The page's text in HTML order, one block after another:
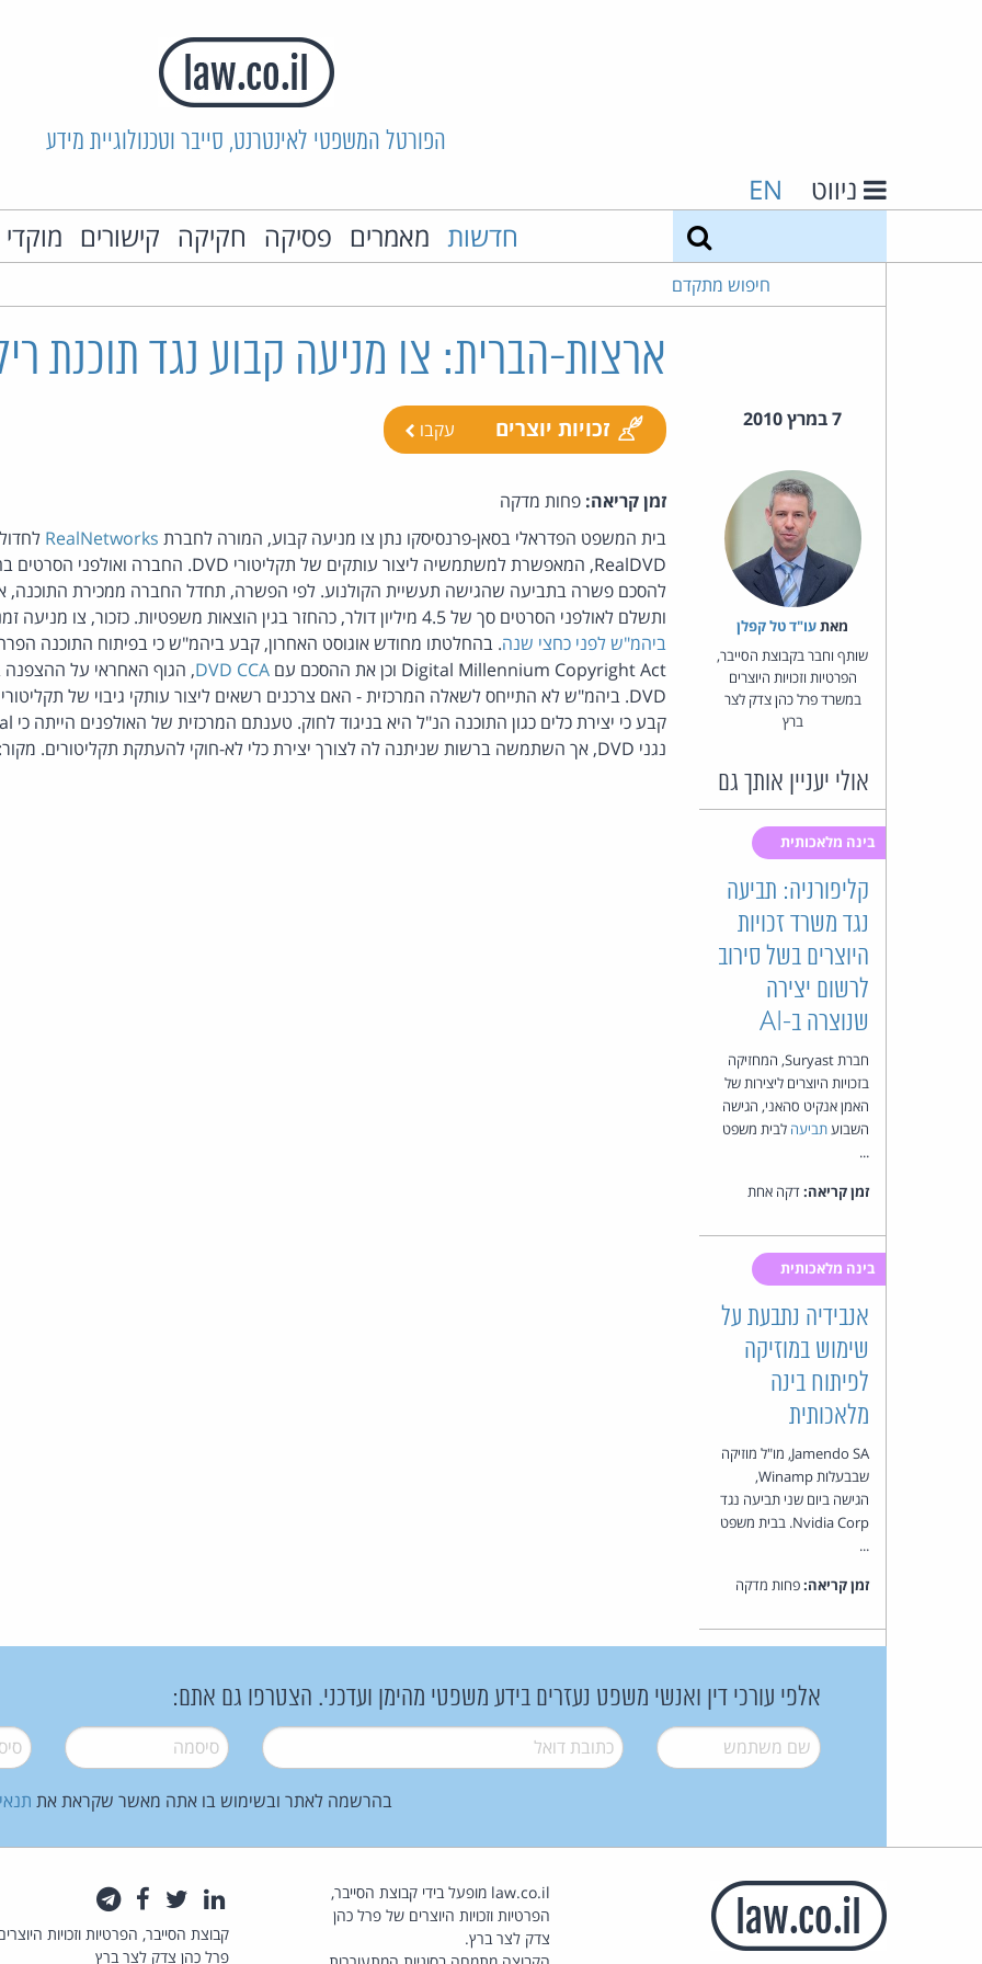
הפורטל המשפטי לאינטרנט, סייבר וטכנולוגיית מידע
ניווט EN
חדשות מאמרים פסיקה חקיקה קישורים
חיפוש מתקדם
ארצות-הברית: צו מניעה קבוע נגד תוכנת
7 במרץ 2010 זכויות יוצרים עקבו
מאת‏עו"ד טל קפלן
שותף וחבר בקבוצת הסייבר,
הפרטיות וזכויות היוצרים
במשרד פרל כהן צדק לצר
ברץ
אולי יעניין אותך גם
בינה מלאכותית
קליפורניה: תביעה
נגד משרד זכויות
היוצרים בשל סירוב
לרשום יצירה
שנוצרה ב-AI
חברת Suryast, המחזיקה
בזכויות היוצרים ליצירות של
האמן אנקיט סהאני, הגישה
השבועתביעה לבית משפט
...
זמן קריאה:דקה אחת
בינה מלאכותית
אנבידיה נתבעת על
שימוש במוזיקה
לפיתוח בינה
מלאכותית
Jamendo SA, מו"ל מוזיקה
שבבעלות Winamp,
הגישה ביום שני תביעה נגד
Nvidia Corp. בבית משפט
...
זמן קריאה:פחות מדקה
זמן קריאה: פחות מדקה
בית המשפט הפדראלי בסאן-פרנסיסקו נתן צו מניעה קבוע, המורה לחברת RealNetworks
RealDVD, המאפשרת למשתמשיה ליצור עותקים של תקליטורי DVD. החברה ואולפני הסרטים בהוליווד (
להסכם פשרה בתביעה שהגישה תעשיית הקולנוע. לפי הפשרה, תחדל החברה ממכירת התוכנה,
ותשלם לאולפני הסרטים סך של 4.5 מיליון דולר, כהחזר בגין הוצאות משפטיות. כזכור, צו מניעה זמני בתובענה
ביהמ"ש לפני כחצי שנה
Digital Millennium Copyright Act וכן את ההסכם עם
DVD CCA, הגוף האחראי על ההצפנה
נגני DVD, אך השתמשה ברשות שניתנה לה לצורך יצירת כלי לא-חוקי להעתקת תקליטורים. מקור:
אלפי עורכי דין ואנשי משפט נעזרים בידע משפטי מהימן ועדכני. הצטרפו גם אתם:
שם משתמש* דואל* סיסמה*
בהרשמה לאתר ובשימוש בו אתה מאשר שקראת את
law.co.il מופעל בידי קבוצת הסייבר,
הפרטיות וזכויות היוצרים של פרל כהן
צדק לצר ברץ.
לינקדאין
טוויטרפייסבוק
קבוצת הסייבר, הפרטיות וזכויות
פרל כהן צדק לצר ברץ